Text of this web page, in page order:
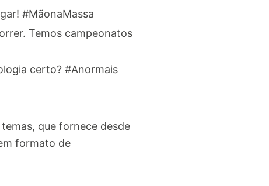
#MãonaMassa
Temos campeonatos
certo? #Anormais
que fornece desde
formato de